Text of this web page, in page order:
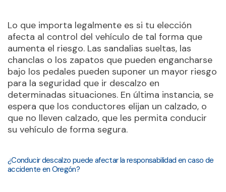
Lo que importa legalmente es si tu elección
afecta al control del vehículo de tal forma que
aumenta el riesgo. Las sandalias sueltas, las
chanclas o los zapatos que pueden engancharse
bajo los pedales pueden suponer un mayor riesgo
para la seguridad que ir descalzo en
determinadas situaciones. En última instancia, se
espera que los conductores elijan un calzado, o
que no lleven calzado, que les permita conducir
su vehículo de forma segura.
¿Conducir descalzo puede afectar la responsabilidad en caso de
accidente en Oregón?